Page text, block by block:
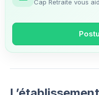
Cap Retraite vous